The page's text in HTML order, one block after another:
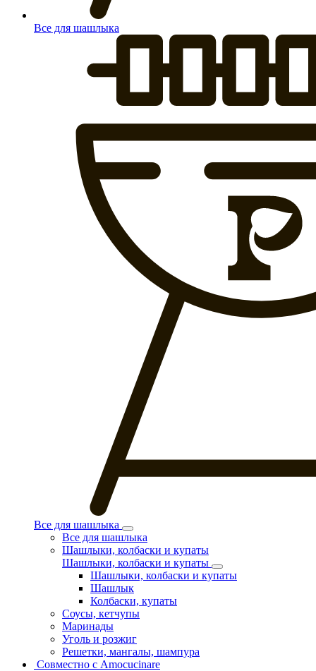
Все для шашлыка
Все для шашлыка
Все для шашлыка
Шашлыки, колбаски и купаты
Шашлыки, колбаски и купаты
Шашлыки, колбаски и купаты
Шашлык
Колбаски, купаты
Соусы, кетчупы
Маринады
Уголь и розжиг
Решетки, мангалы, шампура
Совместно с Amocucinare